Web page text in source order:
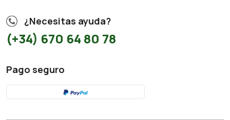
¿Necesitas ayuda?
(+34) 670 64 80 78
Pago seguro